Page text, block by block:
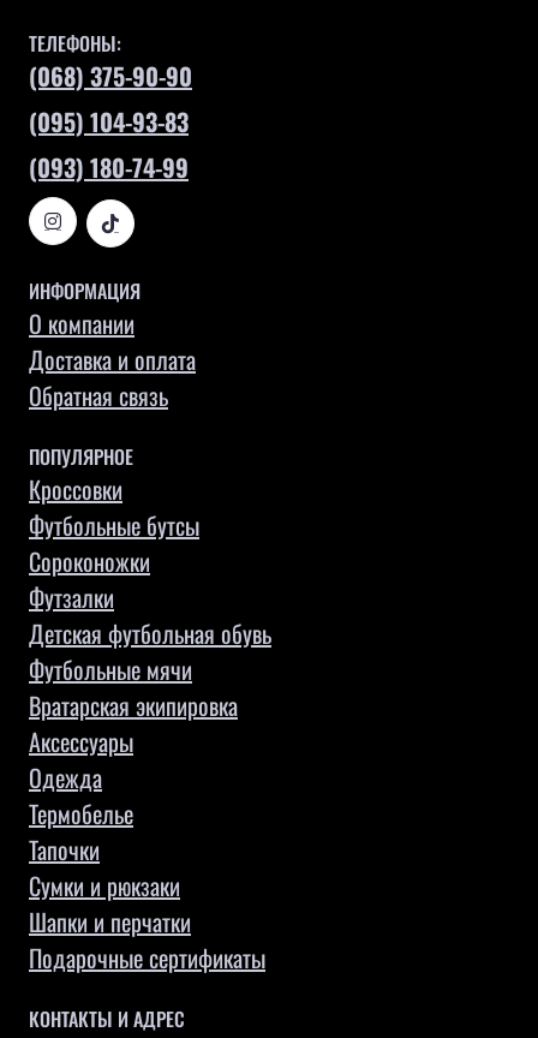
ТЕЛЕФОНЫ:
(068) 375-90-90
(095) 104-93-83
(093) 180-74-99
ИНФОРМАЦИЯ
О компании
Доставка и оплата
Обратная связь
ПОПУЛЯРНОЕ
Кроссовки
Футбольные бутсы
Сороконожки
Футзалки
Детская футбольная обувь
Футбольные мячи
Вратарская экипировка
Аксессуары
Одежда
Термобелье
Тапочки
Сумки и рюкзаки
Шапки и перчатки
Подарочные сертификаты
КОНТАКТЫ И АДРЕС